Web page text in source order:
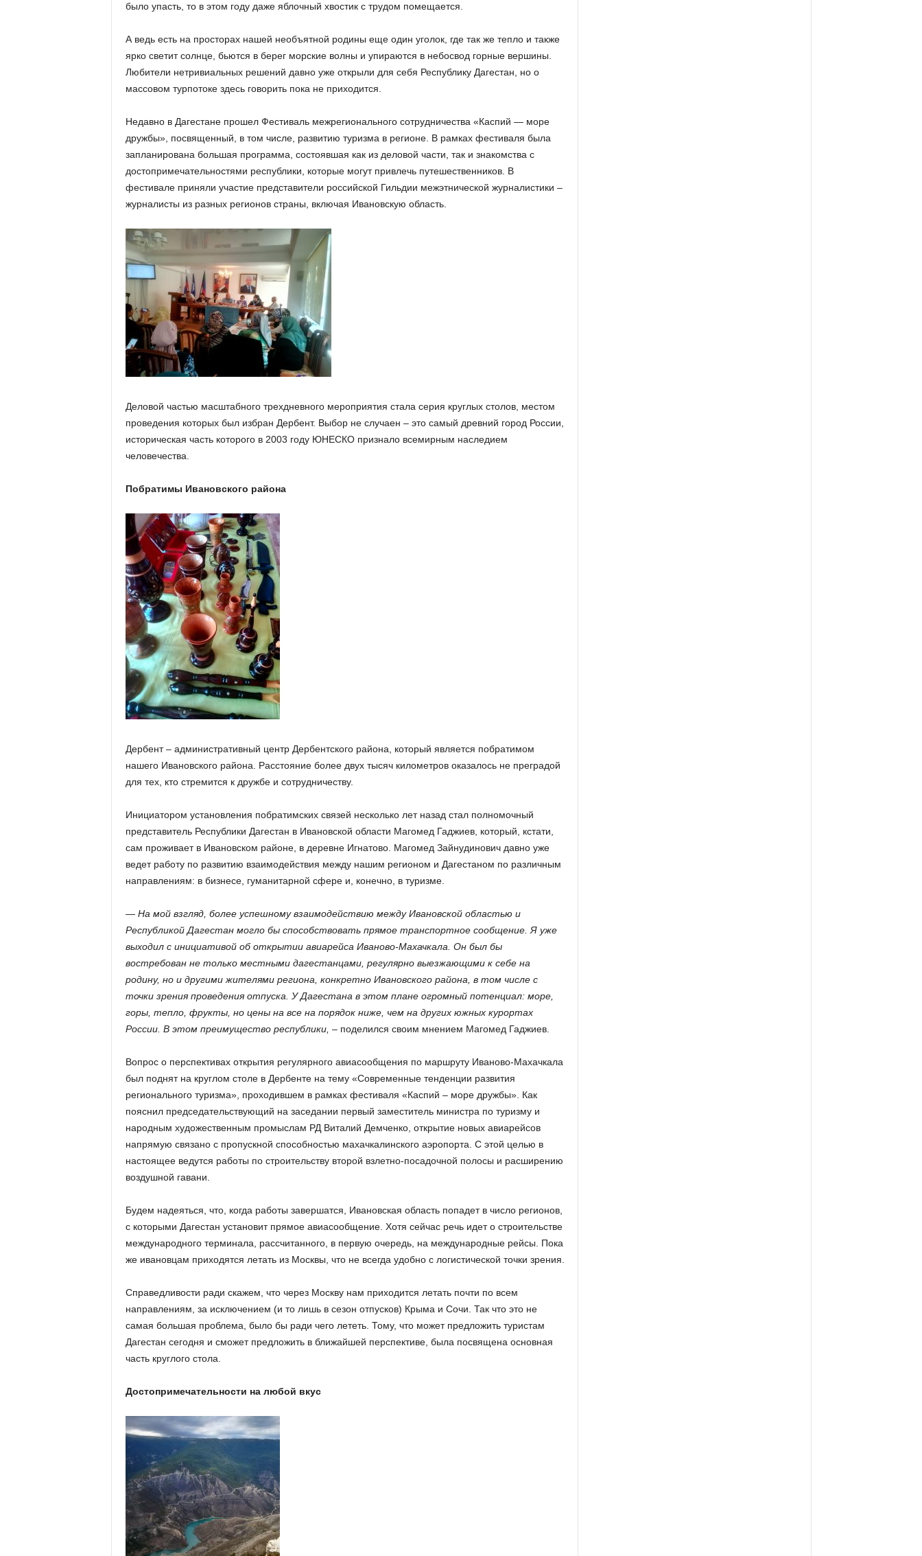
было упасть, то в этом году даже яблочный хвостик с трудом помещается.
А ведь есть на просторах нашей необъятной родины еще один уголок, где так же тепло и также
ярко светит солнце, бьются в берег морские волны и упираются в небосвод горные вершины.
Любители нетривиальных решений давно уже открыли для себя Республику Дагестан, но о
массовом турпотоке здесь говорить пока не приходится.
Недавно в Дагестане прошел Фестиваль межрегионального сотрудничества «Каспий — море
дружбы», посвященный, в том числе, развитию туризма в регионе. В рамках фестиваля была
запланирована большая программа, состоявшая как из деловой части, так и знакомства с
достопримечательностями республики, которые могут привлечь путешественников. В
фестивале приняли участие представители российской Гильдии межэтнической журналистики –
журналисты из разных регионов страны, включая Ивановскую область.
Деловой частью масштабного трехдневного мероприятия стала серия круглых столов, местом
проведения которых был избран Дербент. Выбор не случаен – это самый древний город России,
историческая часть которого в 2003 году ЮНЕСКО признало всемирным наследием
человечества.
Побратимы Ивановского района
Дербент – административный центр Дербентского района, который является побратимом
нашего Ивановского района. Расстояние более двух тысяч километров оказалось не преградой
для тех, кто стремится к дружбе и сотрудничеству.
Инициатором установления побратимских связей несколько лет назад стал полномочный
представитель Республики Дагестан в Ивановской области Магомед Гаджиев, который, кстати,
сам проживает в Ивановском районе, в деревне Игнатово. Магомед Зайнудинович давно уже
ведет работу по развитию взаимодействия между нашим регионом и Дагестаном по различным
направлениям: в бизнесе, гуманитарной сфере и, конечно, в туризме.
— На мой взгляд, более успешному взаимодействию между Ивановской областью и
Республикой Дагестан могло бы способствовать прямое транспортное сообщение. Я уже
выходил с инициативой об открытии авиарейса Иваново-Махачкала. Он был бы
востребован не только местными дагестанцами, регулярно выезжающими к себе на
родину, но и другими жителями региона, конкретно Ивановского района, в том числе с
точки зрения проведения отпуска. У Дагестана в этом плане огромный потенциал: море,
горы, тепло, фрукты, но цены на все на порядок ниже, чем на других южных курортах
России. В этом преимущество республики, – поделился своим мнением Магомед Гаджиев.
Вопрос о перспективах открытия регулярного авиасообщения по маршруту Иваново-Махачкала
был поднят на круглом столе в Дербенте на тему «Современные тенденции развития
регионального туризма», проходившем в рамках фестиваля «Каспий – море дружбы». Как
пояснил председательствующий на заседании первый заместитель министра по туризму и
народным художественным промыслам РД Виталий Демченко, открытие новых авиарейсов
напрямую связано с пропускной способностью махачкалинского аэропорта. С этой целью в
настоящее ведутся работы по строительству второй взлетно-посадочной полосы и расширению
воздушной гавани.
Будем надеяться, что, когда работы завершатся, Ивановская область попадет в число регионов,
с которыми Дагестан установит прямое авиасообщение. Хотя сейчас речь идет о строительстве
международного терминала, рассчитанного, в первую очередь, на международные рейсы. Пока
же ивановцам приходятся летать из Москвы, что не всегда удобно с логистической точки зрения.
Справедливости ради скажем, что через Москву нам приходится летать почти по всем
направлениям, за исключением (и то лишь в сезон отпусков) Крыма и Сочи. Так что это не
самая большая проблема, было бы ради чего лететь. Тому, что может предложить туристам
Дагестан сегодня и сможет предложить в ближайшей перспективе, была посвящена основная
часть круглого стола.
Достопримечательности на любой вкус